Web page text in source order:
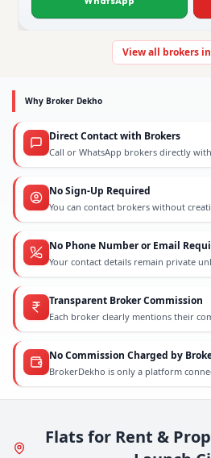
View all brokers
Why Broker Dekho
Direct Contact with Brokers
Call or WhatsApp brokers directly
No Sign-Up Required
You can contact brokers without
No Phone Number or Email
Your contact details remain private
Transparent Broker Commission
Each broker clearly mentions their
No Commission Charged by
BrokerDekho is only a platform
Flats for Rent &